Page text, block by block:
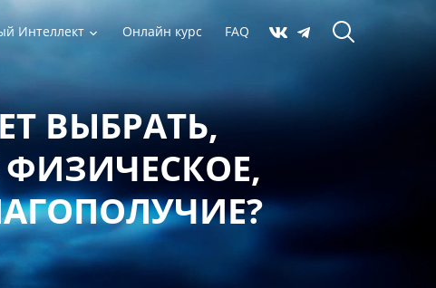
Интеллект Онлайн курс FAQ
ВЫБРАТЬ,